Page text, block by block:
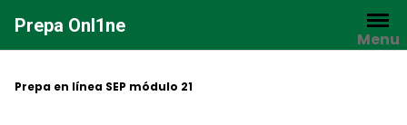
contenido
Prepa Onl1ne
Menu
Prepa en línea SEP módulo 21